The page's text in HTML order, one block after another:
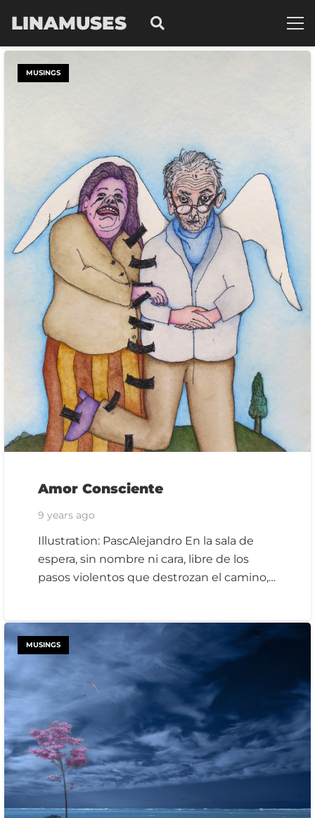
LINAMUSES
MUSINGS
Amor Consciente
9 years ago
Illustration: PascAlejandro En la sala de
espera, sin nombre ni cara, libre de los
pasos violentos que destrozan el camino,…
MUSINGS